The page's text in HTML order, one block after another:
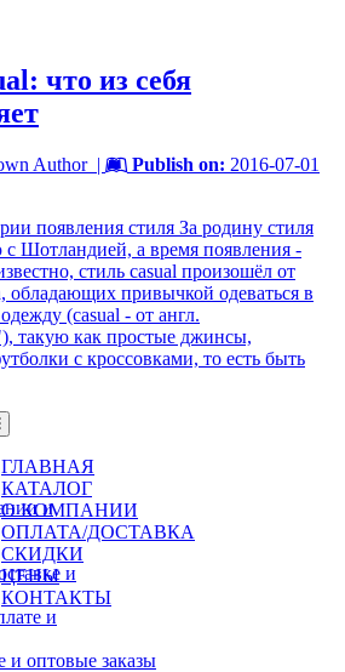
что из себя
Author| Publish on: 2016-07-01
появления стиля За родину стиля
Шотландией, а время появления -
стиль casual произошёл от
обладающих привычкой одеваться в
(casual - от англ.
такую как простые джинсы,
с кроссовками, то есть быть
ГЛАВНАЯ
КАТАЛОГ
О КОМПАНИИ
ОПЛАТА/ДОСТАВКА
СКИДКИ
ЦЕНЫ
КОНТАКТЫ
и
и
и
оптовые заказы